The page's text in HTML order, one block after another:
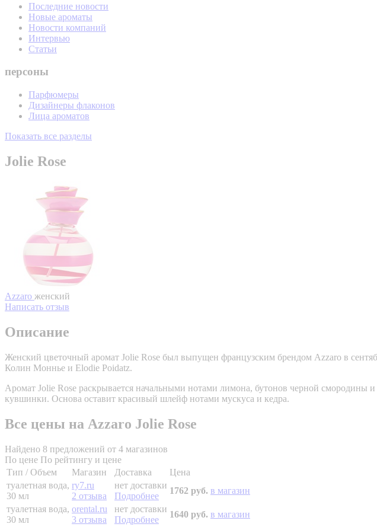
Последние новости
Новые ароматы
Новости компаний
Интервью
Статьи
персоны
Парфюмеры
Дизайнеры флаконов
Лица ароматов
Показать все разделы
Jolie Rose
Azzaro женский
Написать отзыв
Описание
Женский цветочный аромат Jolie Rose был выпущен французским брендом Azzaro в
Колин Моннье и Elodie Poidatz.
Аромат Jolie Rose раскрывается начальными нотами лимона, бутонов черной смородины
кувшинки. Основа оставит красивый шлейф нотами мускуса и кедра.
Все цены на Azzaro Jolie Rose
Найдено 8 предложений от 4 магазинов
По цене По рейтингу и цене
Тип / Объем
Магазин Доставка
Цена
туалетная вода,
30 мл
ry7.ru
2 отзыва
нет доставки
Подробнее
1762 руб. в магазин
туалетная вода,
30 мл
orental.ru
3 отзыва
нет доставки
Подробнее
1640 руб. в магазин